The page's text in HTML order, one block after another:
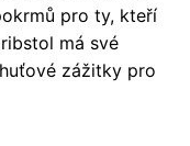
pro ty, kteří
má své
zážitky pro